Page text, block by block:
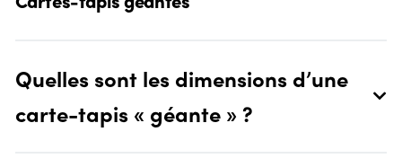
Quelles sont les dimensions d’une
carte-tapis « géante » ?